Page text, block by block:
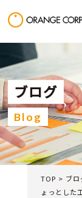
ブログ
Blog
TOP > ブロ
ょっとした